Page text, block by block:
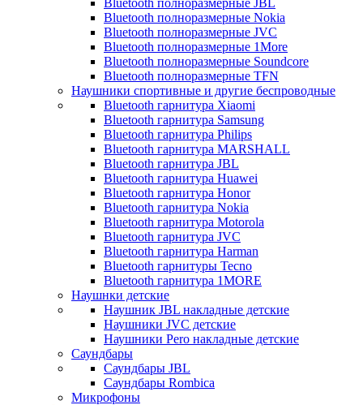
Bluetooth полноразмерные JBL
Bluetooth полноразмерные Nokia
Bluetooth полноразмерные JVC
Bluetooth полноразмерные 1More
Bluetooth полноразмерные Soundcore
Bluetooth полноразмерные TFN
Наушники спортивные и другие беспроводные
Bluetooth гарнитура Xiaomi
Bluetooth гарнитура Samsung
Bluetooth гарнитура Philips
Bluetooth гарнитура MARSHALL
Bluetooth гарнитура JBL
Bluetooth гарнитура Huawei
Bluetooth гарнитура Honor
Bluetooth гарнитура Nokia
Bluetooth гарнитура Motorola
Bluetooth гарнитура JVC
Bluetooth гарнитура Harman
Bluetooth гарнитуры Tecno
Bluetooth гарнитура 1MORE
Наушнки детские
Наушник JBL накладные детские
Наушники JVC детские
Наушники Pero накладные детские
Саундбары
Саундбары JBL
Саундбары Rombica
Микрофоны